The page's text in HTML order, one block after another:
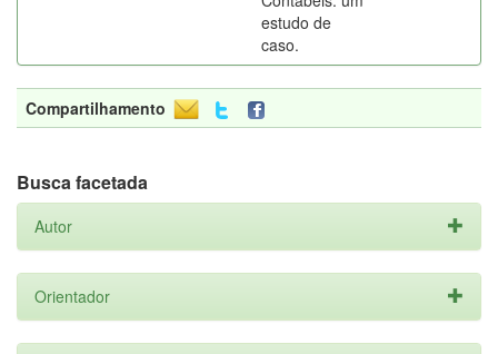
estudo de
caso.
Compartilhamento
Busca facetada
Autor
Orientador